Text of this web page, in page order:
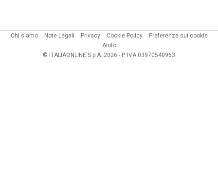
Chi siamo Note Legali Privacy Cookie Policy
Preferenze sui cookie
Aiuto
© ITALIAONLINE S.p.A. 2026 - P. IVA 03970540963